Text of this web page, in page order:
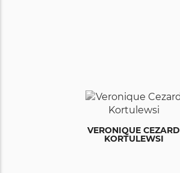
VERONIQUE CEZARD
KORTULEWSI